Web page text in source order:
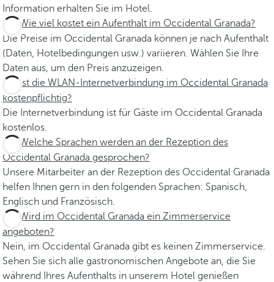
Information erhalten Sie im Hotel.
Wie viel kostet ein Aufenthalt im Occidental Granada?
Die Preise im Occidental Granada können je nach Aufenthalt
(Daten, Hotelbedingungen usw.) variieren. Wählen Sie Ihre
Daten aus, um den Preis anzuzeigen.
Ist die WLAN-Internetverbindung im Occidental Granada
kostenpflichtig?
Die Internetverbindung ist für Gäste im Occidental Granada
kostenlos.
Welche Sprachen werden an der Rezeption des
Occidental Granada gesprochen?
Unsere Mitarbeiter an der Rezeption des Occidental Granada
helfen Ihnen gern in den folgenden Sprachen: Spanisch,
Englisch und Französisch.
Wird im Occidental Granada ein Zimmerservice
angeboten?
Nein, im Occidental Granada gibt es keinen Zimmerservice.
Sehen Sie sich alle gastronomischen Angebote an, die Sie
während Ihres Aufenthalts in unserem Hotel genießen